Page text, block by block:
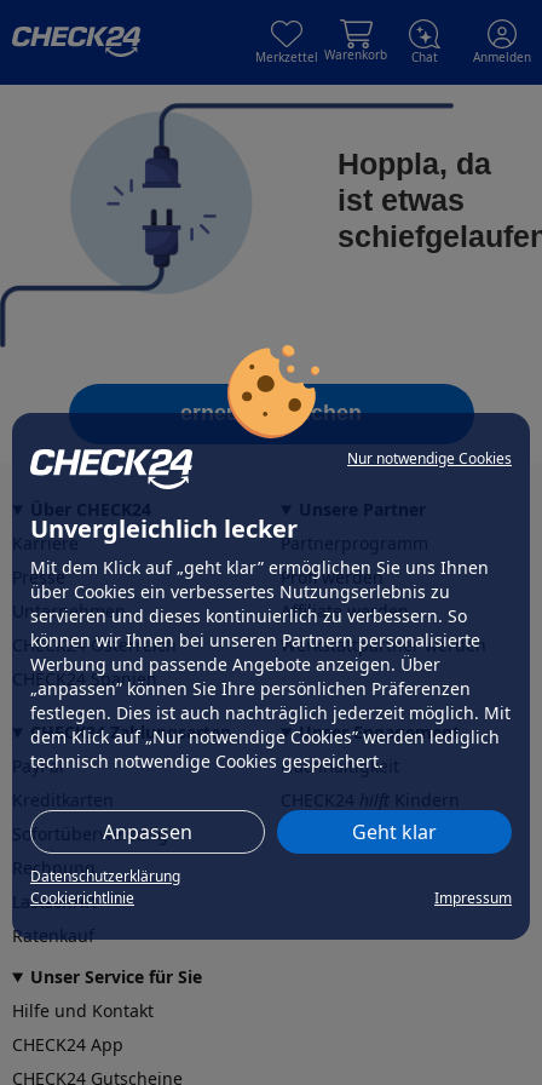
Nur notwendige Cookies
Unvergleichlich lecker
Mit dem Klick auf „geht klar” ermöglichen Sie uns Ihnen
über Cookies ein verbessertes Nutzungserlebnis zu
servieren und dieses kontinuierlich zu verbessern. So
können wir Ihnen bei unseren Partnern personalisierte
Werbung und passende Angebote anzeigen. Über
„anpassen” können Sie Ihre persönlichen Präferenzen
festlegen. Dies ist auch nachträglich jederzeit möglich. Mit
dem Klick auf „Nur notwendige Cookies” werden lediglich
technisch notwendige Cookies gespeichert.
Anpassen Geht klar
Datenschutzerklärung
Cookierichtlinie
Impressum
Merkzettel Warenkorb Chat Anmelden
Hoppla, da
ist etwas
erneut versuchen
Karriere
Presse
Unternehmen
CHECK24 Österreich
CHECK24 Spanien
Partnerprogramm
Profi werden
Affiliate werden
Werkstattpartner werden
CHECK24 Zahlungsarten
PayPal
Sofortüberweisung
Rechnung
Lastschrift
Ratenkauf
Unser Engagement
Nachhaltigkeit
CHECK24hilftder Natur
Unser Service für Sie
Hilfe und Kontakt
CHECK24 App
CHECK24 Gutscheine